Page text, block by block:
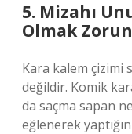
5. Mizahı
Olmak
Kara kalem çizimi
değildir. Komik
da saçma sapan
eğlenerek